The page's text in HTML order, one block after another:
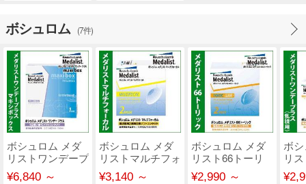
ボシュロム (7件)
ボシュロム メダ
リストワンデープ
ラス MAXI BOX
¥6,840 ～
ボシュロム メダ
リストマルチフォ
ーカル 遠近両用
¥3,140 ～
ボシュロム メダ
リスト66トーリ
ック
¥2,990 ～
ボ
リ
ラ